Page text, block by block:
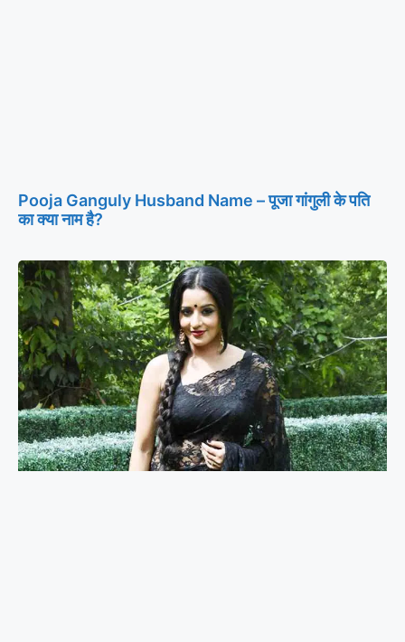
Pooja Ganguly Husband Name – पूजा गांगुली के पति
का क्या नाम है?